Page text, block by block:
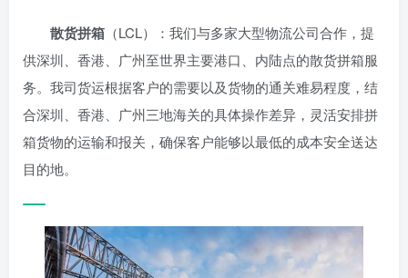
散货拼箱 （LCL）：我们与多家大型物流公司合作，提
供深圳、香港、广州至世界主要港口、内陆点的散货拼箱服
务。我司货运根据客户的需要以及货物的通关难易程度，结
合深圳、香港、广州三地海关的具体操作差异，灵活安排拼
箱货物的运输和报关，确保客户能够以最低的成本安全送达
目的地。